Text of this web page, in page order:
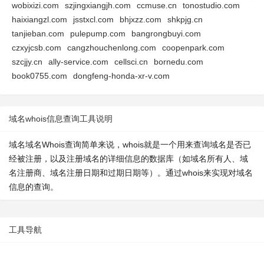
wobixizi.com szjingxiangjh.com ccmuse.cn
tonostudio.com
haixiangzl.com
jsstxcl.com bhjxzz.com
shkpjg.cn
tanjieban.com
pulepump.com
bangrongbuyi.com
czxyjcsb.com
cangzhouchenlong.com
coopenpark.com
szcjjy.cn
ally-service.com cellsci.cn
bornedu.com
book0755.com
dongfeng-honda-xr-v.com
域名whois信息查询工具说明
域名域名Whois查询简单来说，whois就是一个用来查询域名是否已
经被注册，以及注册域名的详细信息的数据库（如域名所有人、域
名注册商、域名注册日期和过期日期等）。通过whois来实现对域名
信息的查询。
工具导航